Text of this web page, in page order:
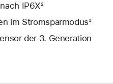
IP6X²
im Stromsparmodus³
der 3. Generation